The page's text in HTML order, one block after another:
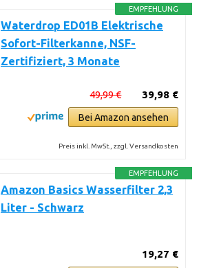
EMPFEHLUNG
Waterdrop ED01B Elektrische
Sofort-Filterkanne, NSF-
Zertifiziert, 3 Monate
39,98 €
49,99 €
Bei Amazon ansehen
Preis inkl. MwSt., zzgl. Versandkosten
EMPFEHLUNG
Amazon Basics Wasserfilter 2,3
Liter - Schwarz
19,27 €